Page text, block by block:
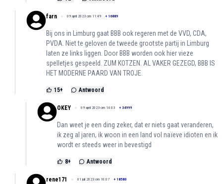
farn 09 april 2023 om 11:49 + 16889
Bij ons in Limburg gaat BBB ook regeren met de VVD, CDA,
PVDA. Niet te geloven de tweede grootste partij in Limburg
laten ze links liggen. Door BBB worden ook hier vieze
spelletjes gespeeld. ZUM KOTZEN. AL VAKER GEZEGD, BBB IS
HET MODERNE PAARD VAN TROJE.
15+ Antwoord
OKEY 09 april 2023 om 14:03 + 34999
Dan weet je een ding zeker, dat er niets gaat veranderen,
ik zeg al jaren, ik woon in een land vol naïeve idioten en ik
wordt er steeds weer in bevestigd
8+ Antwoord
rene171 01 juli 2023 om 10:07 + 18580